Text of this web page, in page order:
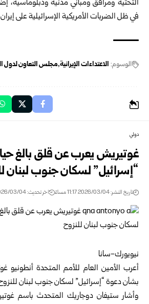
التحتية ومرافق ومباني مدنية ودبلوماسية،
في ظل الضربات الأمريكية الإسرائيلية على
الوسوم: الاعتداءات الإيرانية مجلس التعاون لدول
دولي
غوتيريش يعرب عن قلق بالغ
“إسرائيل” لسكان جنوب لبنان
تاريخ النشر: 2026/03/04 11:17 مساءً اخر تحديث: 2026/03/04 11:17 مساءً
نيويورك-سانا
أعرب الأمين العام للأمم المتحدةأنطونيو
بشأن دعوة “إسرائيل” لسكان جنوب لبنان
وأشار ستيفان دوجاريك المتحدث باسم